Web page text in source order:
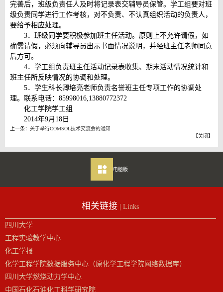
完善后，班级负责任人及时将记录表交辅导员保管。学工组要对班
级负责同学进行工作考核，对不负责、不认真组织活动的负责人，
要给予相应处理。
3．班级同学要积极参加班主任活动。原则上不允许请假，如
确需请假，必须向辅导员出示书面情况说明，并经班主任老师同意
后方可。
4．学工组负责班主任活动记录表收集、期末活动情况统计和
班主任所反映情况的协调和处理。
5．学生科长卿培亮老师负责名誉班主任专项工作的协调处
理。联系电话：85998016,13880772372
化工学院学工组
2014年9月18日
上一条： 关于举行COMSOL技术交流会的通知
【关闭】
电脑版
相关链接 | Links
四川大学
工程实验教学中心
化工学报
化学工程学院数据服务中心（原化学工程学院网络数据库）
四川大学燃烧动力学中心
中国石化石油化工科学研究院